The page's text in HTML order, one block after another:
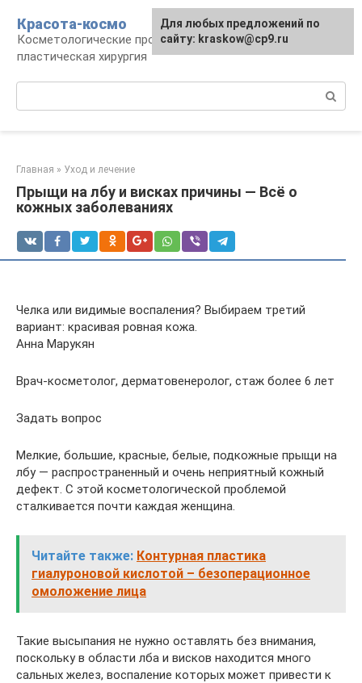
контенту
Красота-космо
Косметологические процедуры,
пластическая хирургия
Главная » Уход и лечение
Прыщи на лбу и висках причины — Всё о
кожных заболеваниях
Челка или видимые воспаления? Выбираем третий
вариант: красивая ровная кожа.
Анна Марукян
Врач-косметолог, дерматовенеролог, стаж более 6 лет
Задать вопрос
Мелкие, большие, красные, белые, подкожные прыщи на
лбу — распространенный и очень неприятный кожный
дефект. С этой косметологической проблемой
сталкивается почти каждая женщина.
Читайте также: Контурная пластика
гиалуроновой кислотой – безоперационное
омоложение лица
Такие высыпания не нужно оставлять без внимания,
поскольку в области лба и висков находится много
сальных желез, воспаление которых может привести к
Для любых предложений по
сайту: kraskow@cp9.ru